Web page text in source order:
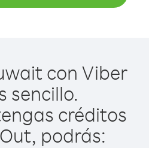
con Viber
sencillo.
créditos
podrás: